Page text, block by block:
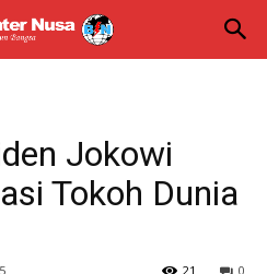
Jokowi
Tokoh Dunia
0
21